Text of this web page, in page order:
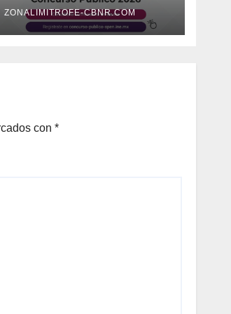
ZONALIMITROFE-CBNR.COM
con *